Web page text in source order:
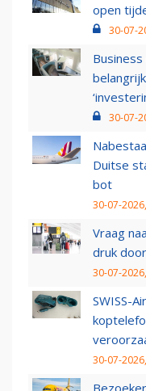
open
30-07-
30-07-
Duitse
bot
30-07-
Vraag
druk
30-07-
SWISS-
30-07-